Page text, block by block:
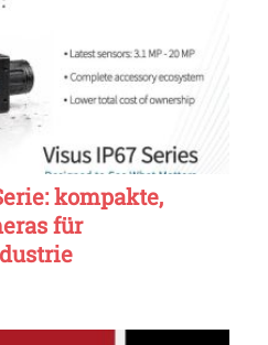
kompakte,
für